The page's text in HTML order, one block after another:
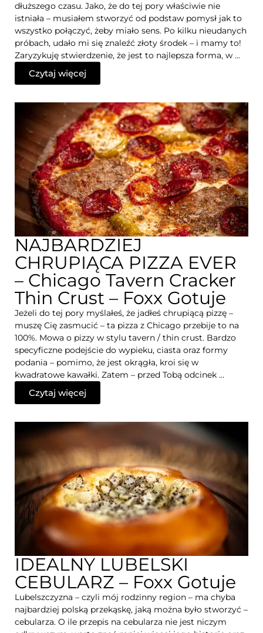
dłuższego czasu. Jako, że do tej pory właściwie nie
istniała – musiałem stworzyć od podstaw pomysł jak to
wszystko połączyć, żeby miało sens. Po kilku nieudanych
próbach, udało mi się znaleźć złoty środek – i mamy to!
Zaryzykuję stwierdzenie, że jest to najlepsza forma, w …
Czytaj więcej
NAJBARDZIEJ
CHRUPIĄCA PIZZA EVER
– Chicago Tavern Cracker
Thin Crust – Foxx Gotuje
Jeżeli do tej pory myślałeś, że jadłeś chrupiącą pizzę –
muszę Cię zasmucić – ta pizza z Chicago przebije to na
100%. Mowa o pizzy w stylu tavern / thin crust. Bardzo
specyficzne podejście do wypieku, ciasta oraz formy
podania – pomimo, że jest okrągła, kroi się w
kwadratowe kawałki. Zatem – przed Tobą odcinek …
Czytaj więcej
IDEALNY LUBELSKI
CEBULARZ – Foxx Gotuje
Lubelszczyzna – czyli mój rodzinny region – ma chyba
najbardziej polską przekąskę, jaką można było stworzyć –
cebularza. O ile przepis na cebularza nie jest niczym